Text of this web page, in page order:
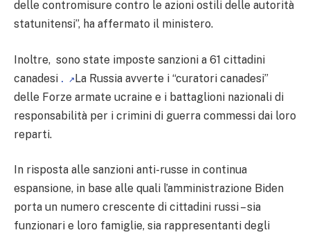
delle contromisure contro le azioni ostili delle autorità
statunitensi”, ha affermato il ministero.
Inoltre, sono state imposte sanzioni a 61 cittadini
canadesi .
La Russia avverte i “curatori canadesi”
delle Forze armate ucraine e i battaglioni nazionali di
responsabilità per i crimini di guerra commessi dai loro
reparti.
In risposta alle sanzioni anti-russe in continua
espansione, in base alle quali l’amministrazione Biden
porta un numero crescente di cittadini russi – sia
funzionari e loro famiglie, sia rappresentanti degli